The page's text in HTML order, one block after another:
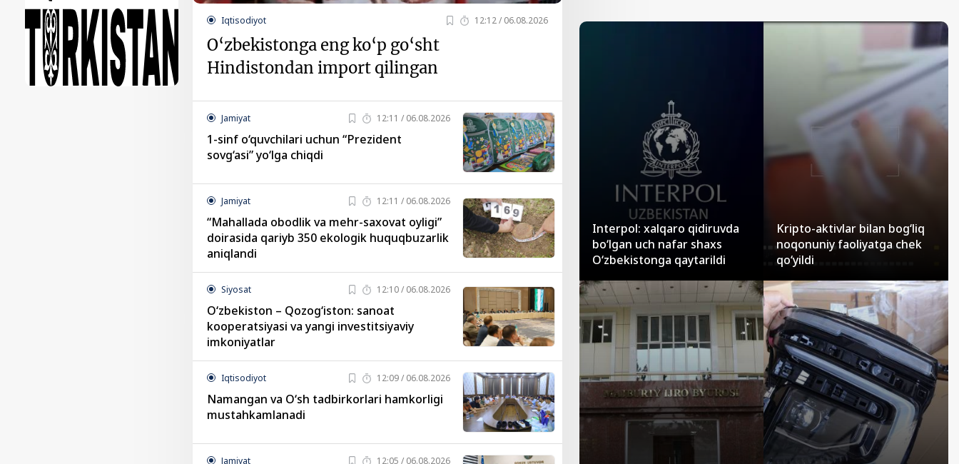
Iqtisodiyot 12:12 / 06.08.2026
O‘zbekistonga eng ko‘p go‘sht
Hindistondan import qilingan
Jamiyat 12:11 / 06.08.2026
1-sinf o‘quvchilari uchun “Prezident
sovg‘asi” yo‘lga chiqdi
Jamiyat 12:11 / 06.08.2026
“Mahallada obodlik va mehr-saxovat oyligi”
doirasida qariyb 350 ekologik huquqbuzarlik
aniqlandi
Siyosat 12:10 / 06.08.2026
O‘zbekiston – Qozog‘iston: sanoat
kooperatsiyasi va yangi investitsiyaviy
imkoniyatlar
Iqtisodiyot 12:09 / 06.08.2026
Namangan va O‘sh tadbirkorlari hamkorligi
mustahkamlanadi
Jamiyat 12:05 / 06.08.2026
Interpol: xalqaro qidiruvda
bo‘lgan uch nafar shaxs
O‘zbekistonga qaytarildi
Kripto-aktivlar bilan bog‘liq
noqonuniy faoliyatga chek
qo‘yildi